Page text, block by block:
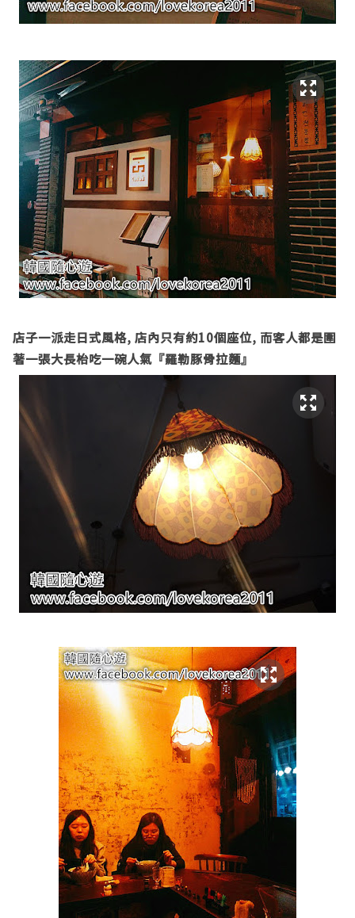
店子一派走日式風格, 店內只有約10個座位, 而客人都是圍
著一張大長枱吃一碗人氣『羅勒豚骨拉麵』